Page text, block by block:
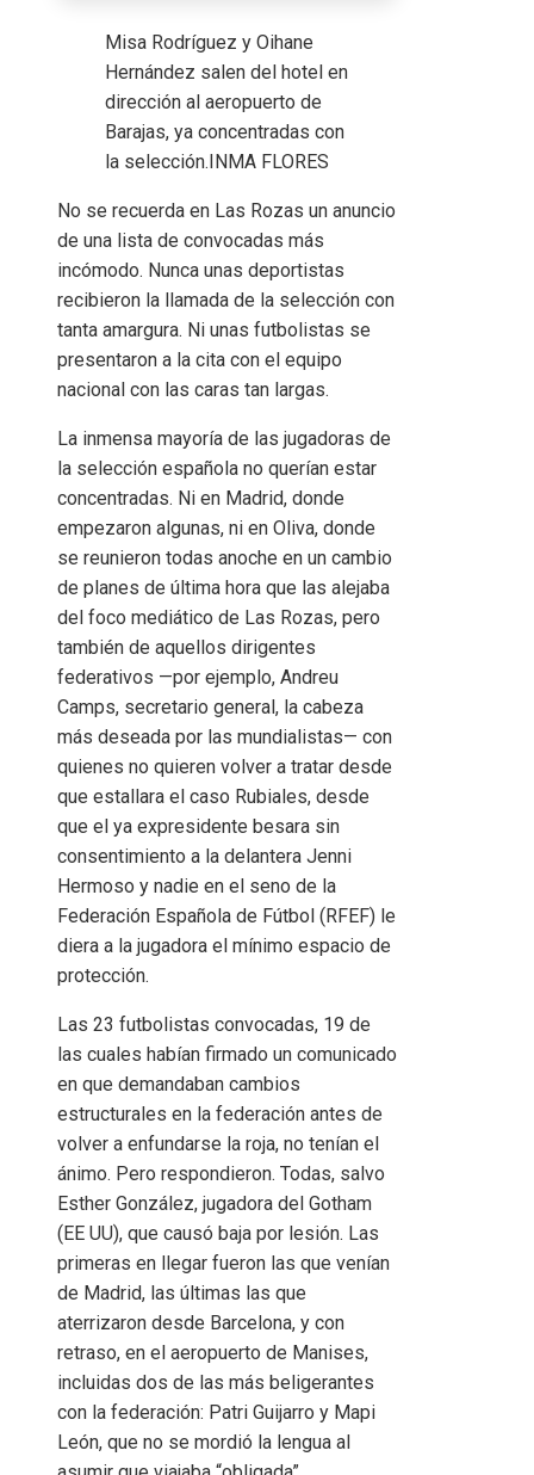
Misa Rodríguez y Oihane
Hernández salen del hotel en
dirección al aeropuerto de
Barajas, ya concentradas con
la selección.INMA FLORES
No se recuerda en Las Rozas un anuncio
de una lista de convocadas más
incómodo. Nunca unas deportistas
recibieron la llamada de la selección con
tanta amargura. Ni unas futbolistas se
presentaron a la cita con el equipo
nacional con las caras tan largas.
La inmensa mayoría de las jugadoras de
la selección española no querían estar
concentradas. Ni en Madrid, donde
empezaron algunas, ni en Oliva, donde
se reunieron todas anoche en un cambio
de planes de última hora que las alejaba
del foco mediático de Las Rozas, pero
también de aquellos dirigentes
federativos —por ejemplo, Andreu
Camps, secretario general, la cabeza
más deseada por las mundialistas— con
quienes no quieren volver a tratar desde
que estallara el caso Rubiales, desde
que el ya expresidente besara sin
consentimiento a la delantera Jenni
Hermoso y nadie en el seno de la
Federación Española de Fútbol (RFEF) le
diera a la jugadora el mínimo espacio de
protección.
Las 23 futbolistas convocadas, 19 de
las cuales habían firmado un comunicado
en que demandaban cambios
estructurales en la federación antes de
volver a enfundarse la roja, no tenían el
ánimo. Pero respondieron. Todas, salvo
Esther González, jugadora del Gotham
(EE UU), que causó baja por lesión. Las
primeras en llegar fueron las que venían
de Madrid, las últimas las que
aterrizaron desde Barcelona, y con
retraso, en el aeropuerto de Manises,
incluidas dos de las más beligerantes
con la federación: Patri Guijarro y Mapi
León, que no se mordió la lengua al